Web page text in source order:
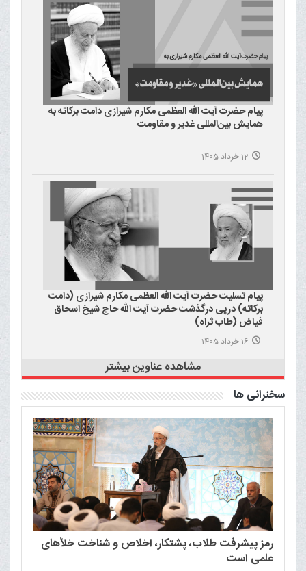
پیام حضرت آیت الله العظمی مکارم شیرازی دامت برکاته به
همایش بین‌المللی غدیر و مقاومت
12 خرداد 1405
پیام تسلیت حضرت آیت الله العظمی مکارم شیرازی (دامت
برکاته) درپی درگذشت حضرت آیت الله حاج شیخ اسحاق
فیاض (طاب ثراه)
16 خرداد 1405
مشاهده عناوین بیشتر
سخنرانی ها
رمز پیشرفت طلاب، پشتکار، اخلاص و شناخت خلأهای
علمی است